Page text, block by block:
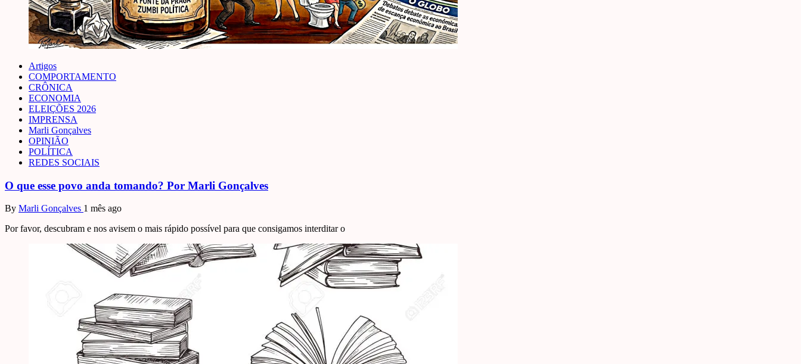
Artigos
COMPORTAMENTO
CRÔNICA
ECONOMIA
ELEIÇÕES 2026
IMPRENSA
Marli Gonçalves
OPINIÃO
POLÍTICA
REDES SOCIAIS
O que esse povo anda tomando? Por Marli Gonçalves
By Marli Gonçalves 1 mês ago
Por favor, descubram e nos avisem o mais rápido possível para que consigamos interditar o